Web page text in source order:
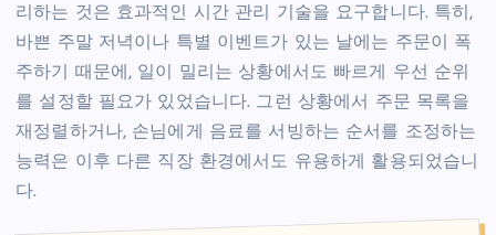
리하는 것은 효과적인 시간 관리 기술을 요구합니다. 특히,
바쁜 주말 저녁이나 특별 이벤트가 있는 날에는 주문이 폭
주하기 때문에, 일이 밀리는 상황에서도 빠르게 우선 순위
를 설정할 필요가 있었습니다. 그런 상황에서 주문 목록을
재정렬하거나, 손님에게 음료를 서빙하는 순서를 조정하는
능력은 이후 다른 직장 환경에서도 유용하게 활용되었습니
다.